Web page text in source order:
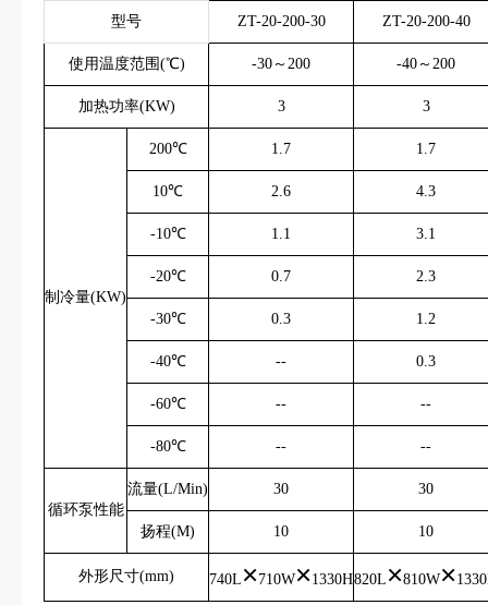
型号 ZT-20-200-30 ZT-20-200-40
使用温度范围(℃) -30～200 -40～200
加热功率(KW) 3 3
制冷量(KW)
200℃ 1.7 1.7
10℃ 2.6 4.3
-10℃ 1.1 3.1
-20℃ 0.7 2.3
-30℃ 0.3 1.2
-40℃ -- 0.3
-60℃ -- --
-80℃ -- --
循环泵性能
流量(L/Min) 30 30
扬程(M) 10 10
外形尺寸(mm) 740L ×710W×1330H820L ×810W×